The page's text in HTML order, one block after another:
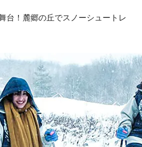
台！麓郷の丘でスノーシュートレ